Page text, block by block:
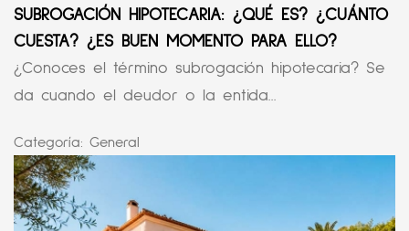
SUBROGACIÓN HIPOTECARIA: ¿QUÉ ES? ¿CUÁNTO
CUESTA? ¿ES BUEN MOMENTO PARA ELLO?
¿Conoces el término subrogación hipotecaria? Se
da cuando el deudor o la entida...
Categoría: General